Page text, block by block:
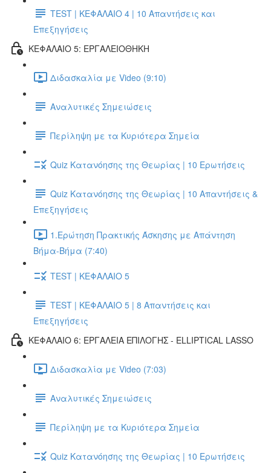
TEST | ΚΕΦΑΛΑΙΟ 4 | 10 Απαντήσεις και
Επεξηγήσεις
ΚΕΦΑΛΑΙΟ 5: ΕΡΓΑΛΕΙΟΘΗΚΗ
Διδασκαλία με Video (9:10)
Αναλυτικές Σημειώσεις
Περίληψη με τα Κυριότερα Σημεία
Quiz Κατανόησης της Θεωρίας | 10 Ερωτήσεις
Quiz Κατανόησης της Θεωρίας | 10 Απαντήσεις &
Επεξηγήσεις
1.Ερώτηση Πρακτικής Άσκησης με Απάντηση
Βήμα-Βήμα (7:40)
TEST | ΚΕΦΑΛΑΙΟ 5
TEST | ΚΕΦΑΛΑΙΟ 5 | 8 Απαντήσεις και
Επεξηγήσεις
ΚΕΦΑΛΑΙΟ 6: ΕΡΓΑΛΕΙΑ ΕΠΙΛΟΓΗΣ - ELLIPTICAL LASSO
Διδασκαλία με Video (7:03)
Αναλυτικές Σημειώσεις
Περίληψη με τα Κυριότερα Σημεία
Quiz Κατανόησης της Θεωρίας | 10 Ερωτήσεις